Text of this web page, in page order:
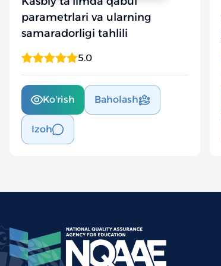
parametrlari va ularning
samaradorligi tahlili
5.0
Ko'rish Baholash
Izoh